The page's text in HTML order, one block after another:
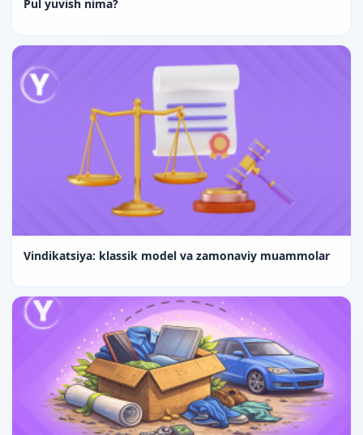
Pul yuvish nima?
Vindikatsiya: klassik model va zamonaviy muammolar